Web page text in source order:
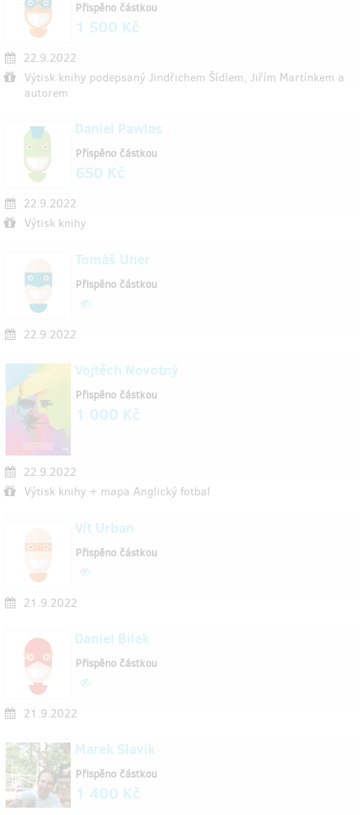
22.9.2022
Výtisk knihy podepsaný Jindřichem Šídlem, Jiřím Martínkem a
autorem
Přispěno částkou
1 500 Kč
Daniel Pawlas
22.9.2022
Výtisk knihy
Přispěno částkou
650 Kč
Tomáš Uher
22.9.2022
Přispěno částkou
Vojtěch Novotný
22.9.2022
Výtisk knihy + mapa Anglický fotbal
Přispěno částkou
1 000 Kč
Vít Urban
21.9.2022
Přispěno částkou
Daniel Bilek
21.9.2022
Přispěno částkou
Marek Slavík
Přispěno částkou
1 400 Kč